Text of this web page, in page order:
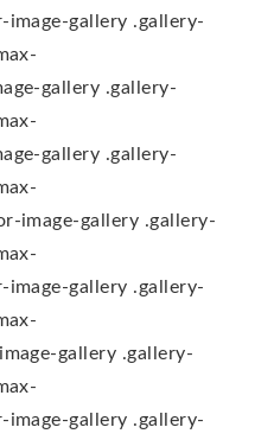
gallery .gallery-
gallery .gallery-
gallery .gallery-
image-gallery .gallery-
gallery .gallery-
gallery .gallery-
gallery .gallery-